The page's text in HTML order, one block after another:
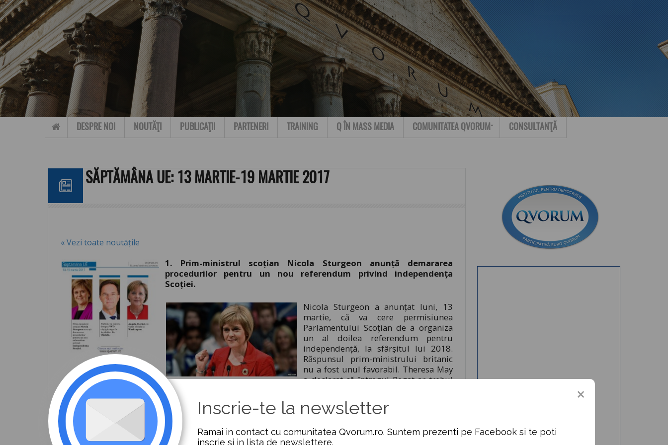
Skip to content
DESPRE NOI NOUTĂŢI PUBLICAŢII PARTENERI TRAINING Q ÎN MASS MEDIA COMUNITATEA QVORUM CONSULTANŢĂ
SĂPTĂMÂNA UE: 13 MARTIE-19 MARTIE 2017
« Vezi toate noutățile
1. Prim-ministrul scoțian Nicola Sturgeon anunță demararea
procedurilor pentru un nou referendum privind independența
Scoției.
Nicola Sturgeon a anunțat luni, 13
martie, că va cere permisiunea
Parlamentului Scoțian de a organiza
un al doilea referendum pentru
independență, la sfârșitul lui 2018.
Răspunsul prim-ministrului britanic
nu a fost unul favorabil. Theresa May
a declarat că întregul Regat ar trebui
să lucreze împreună pentru succesul Brexit-ului și că ar nedrept ca pop
referendum înainte de a fi cunoscute rezultatele negocierilor pentru Brexit.
2. Partidul de centru-dreapta VVD câștigă alegerile legislative din Olanda.
Inscrie-te la newsletter
Ramai in contact cu comunitatea Qvorum.ro. Suntem prezenti pe Facebook si te poti
inscrie si in lista de newslettere.